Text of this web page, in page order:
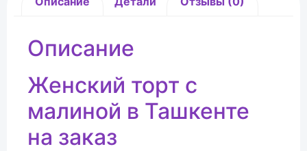
Описание
Женский торт с
малиной в Ташкенте
на заказ